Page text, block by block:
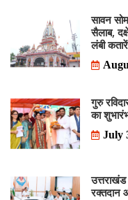
सावन
सैलाब,
लंबी कतारें
गुरु
का
July
रक्तदान